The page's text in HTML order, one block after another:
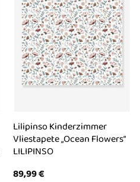
Lilipinso Kinderzimmer
Vliestapete „Ocean Flowers“
LILIPINSO
89,99€